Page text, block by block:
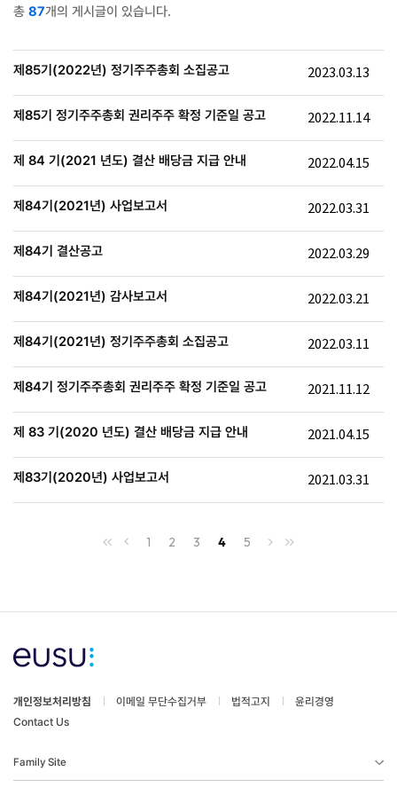
총 87개의 게시글이 있습니다.
제85기(2022년) 정기주주총회 소집공고 2023.03.13
제85기 정기주주총회 권리주주 확정 기준일 공고 2022.11.14
제 84 기(2021 년도) 결산 배당금 지급 안내 2022.04.15
제84기(2021년) 사업보고서 2022.03.31
제84기 결산공고 2022.03.29
제84기(2021년) 감사보고서 2022.03.21
제84기(2021년) 정기주주총회 소집공고 2022.03.11
제84기 정기주주총회 권리주주 확정 기준일 공고 2021.11.12
제 83 기(2020 년도) 결산 배당금 지급 안내 2021.04.15
제83기(2020년) 사업보고서 2021.03.31
1 2 3 4 5
개인정보처리방침 이메일 무단수집거부 법적고지
윤리경영
Contact Us